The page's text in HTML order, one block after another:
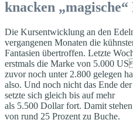
knacken
Die Kursentwicklung an den
vergangenen Monaten die
Fantasien übertroffen. Letzte
erstmals die Marke von 5.000
zuvor noch unter 2.800 gelegen
also. Und noch nicht das Ende
setzte sich gleich bis auf mehr
als 5.500 Dollar fort. Damit
von rund 25 Prozent zu Buche.